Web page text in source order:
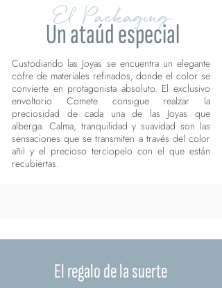
El Packaging
Un ataúd especial
Custodiando las Joyas se encuentra un elegante
cofre de materiales refinados, donde el color se
convierte en protagonista absoluto. El exclusivo
envoltorio Comete consigue realzar la
preciosidad de cada una de las Joyas que
alberga. Calma, tranquilidad y suavidad son las
sensaciones que se transmiten a través del color
añil y el precioso terciopelo con el que están
recubiertas.
El regalo de la suerte